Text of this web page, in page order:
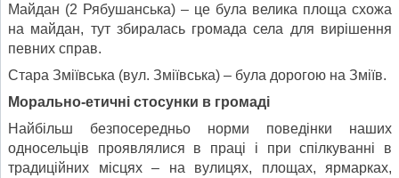
Майдан (2 Рябушанська) – це була велика площа схожа
на майдан, тут збиралась громада села для вирішення
певних справ.
Стара Зміївська (вул. Зміївська) – була дорогою на Зміїв.
Морально-етичні стосунки в громаді
Найбільш безпосередньо норми поведінки наших
односельців проявлялися в праці і при спілкуванні в
традиційних місцях – на вулицях, площах, ярмарках,